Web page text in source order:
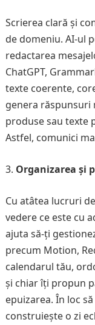
Scrierea clară și
de domeniu. AI-ul
redactarea
ChatGPT,
texte coerente,
genera răspunsuri
produse sau texte
Astfel, comunici
Organizarea și
Cu atâtea lucruri
vedere ce este cu
ajuta să-ți
precum Motion,
calendarul tău,
și chiar îți propun
epuizarea. În loc
construiește o zi